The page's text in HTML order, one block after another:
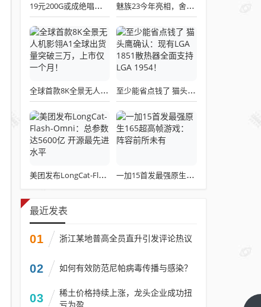
19元200G或成绝唱！三大运营商关停所有第三方渠道：被指变相涨价 魅族23今年亮相，舍弃白面板设计，白面板手机成绝版传统
全球首款8K全景无人机影翎A1全球出货量突破三万，上市仅一个月！ 至少能省点钱了 猫头鹰确认：现有LGA 1851散热器全面支持LGA 1954！
美团发布LongCat-Flash-Omni：总参数达5600亿 开源最先进水平 一加15首发最强原生165超高帧游戏：阵容前所未有
最近发表
01 浙江某地普高全员直升引发评论热议
02 如何有效防范尼帕病毒传播与感染？
03
稀土价格持续上涨，龙头企业成功扭
亏为盈